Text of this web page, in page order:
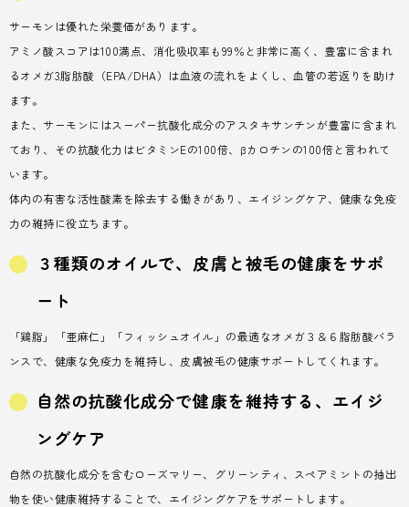
サーモンは優れた栄養価があります。
アミノ酸スコアは100満点、消化吸収率も99％と非常に高く、豊富に含まれ
るオメガ3脂肪酸（EPA/DHA）は血液の流れをよくし、血管の若返りを助け
ます。
また、サーモンにはスーパー抗酸化成分のアスタキサンチンが豊富に含まれ
ており、その抗酸化力はビタミンEの100倍、βカロチンの100倍と言われて
います。
体内の有害な活性酸素を除去する働きがあり、エイジングケア、健康な免疫
力の維持に役立ちます。
３種類のオイルで、皮膚と被毛の健康をサポ
ート
「鶏脂」「亜麻仁」「フィッシュオイル」の最適なオメガ３＆６脂肪酸バラ
ンスで、健康な免疫力を維持し、皮膚被毛の健康サポートしてくれます。
自然の抗酸化成分で健康を維持する、エイジ
ングケア
自然の抗酸化成分を含むローズマリー、グリーンティ、スペアミントの抽出
物を使い健康維持することで、エイジングケアをサポートします。